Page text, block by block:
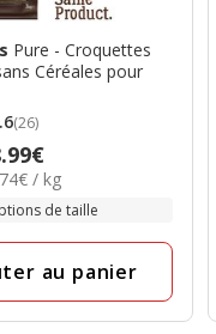
Pure - Croquettes
Céréales pour
(26)
/ kg
de taille
au panier